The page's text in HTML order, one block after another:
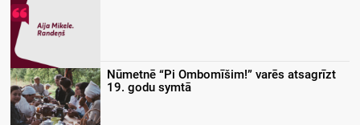
Nūmetnē “Pi Ombomīšim!” varēs atsagrīzt
19. godu symtā